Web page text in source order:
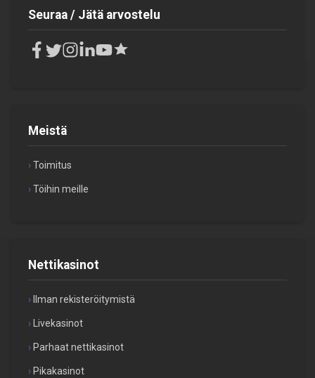
Meistä
Toimitus
Töihin meille
Nettikasinot
Ilman rekisteröitymistä
Livekasinot
Parhaat nettikasinot
Pikakasinot
Seuraa / Jätä arvostelu